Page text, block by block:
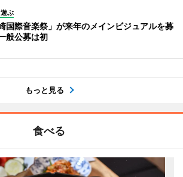
ぶ
崎国際音楽祭」が来年のメインビジュアルを募
公募は初
もっと見る
食べる